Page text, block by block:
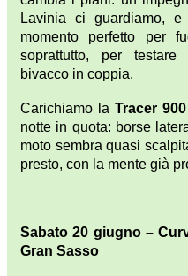
Lavinia ci guardiamo,
momento perfetto per
soprattutto, per testare
bivacco in coppia.
Carichiamo la Tracer 900
notte in quota: borse
moto sembra quasi
presto, con la mente già
Sabato 20 giugno –
Gran Sasso